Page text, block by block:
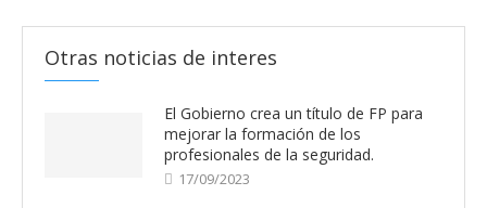
Otras noticias de interes
El Gobierno crea un título de FP para
mejorar la formación de los
profesionales de la seguridad.
17/09/2023